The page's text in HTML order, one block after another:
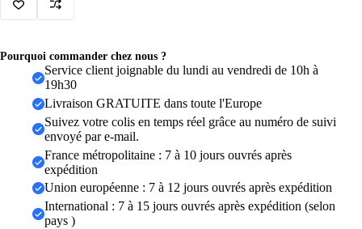
rondes,
baroques,
perles,
inoxydable,
d'oreille
circulaire,
cadeau
Pourquoi commander chez nous ?
Service client joignable du lundi au vendredi de 10h à
19h30
Livraison GRATUITE dans toute l'Europe
Suivez votre colis en temps réel grâce au numéro de suivi
envoyé par e-mail.
France métropolitaine : 7 à 10 jours ouvrés après
expédition
Union européenne : 7 à 12 jours ouvrés après expédition
International : 7 à 15 jours ouvrés après expédition (selon
pays )